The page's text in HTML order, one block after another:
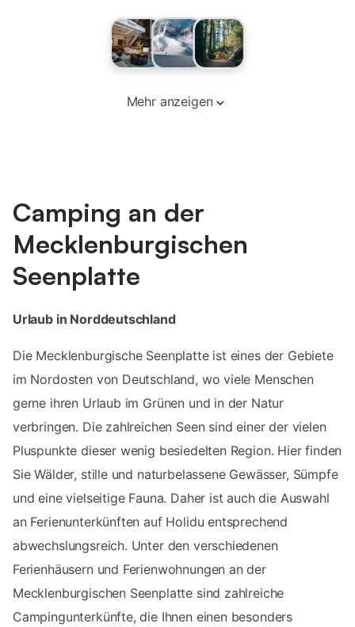
Mehr anzeigen
Camping an der
Mecklenburgischen
Seenplatte
Urlaub in Norddeutschland
Die Mecklenburgische Seenplatte ist eines der Gebiete
im Nordosten von Deutschland, wo viele Menschen
gerne ihren Urlaub im Grünen und in der Natur
verbringen. Die zahlreichen Seen sind einer der vielen
Pluspunkte dieser wenig besiedelten Region. Hier finden
Sie Wälder, stille und naturbelassene Gewässer, Sümpfe
und eine vielseitige Fauna. Daher ist auch die Auswahl
an Ferienunterkünften auf Holidu entsprechend
abwechslungsreich. Unter den verschiedenen
Ferienhäusern und Ferienwohnungen an der
Mecklenburgischen Seenplatte sind zahlreiche
Campingunterkünfte, die Ihnen einen besonders